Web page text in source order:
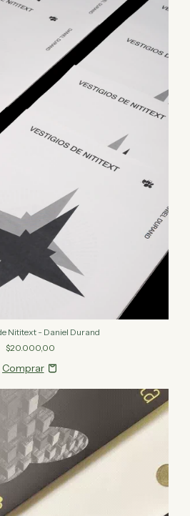
Nititext - Daniel Durand
$20.000,00